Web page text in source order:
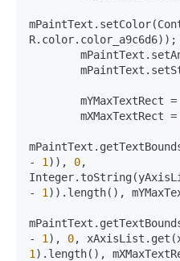
R.color.color_a9c6d6));
        mYMaxTextRect =
        mXMaxTextRect =
- 1 )), 0,
- 1 )).length(),
- 1 ), 0
1 ).length(),